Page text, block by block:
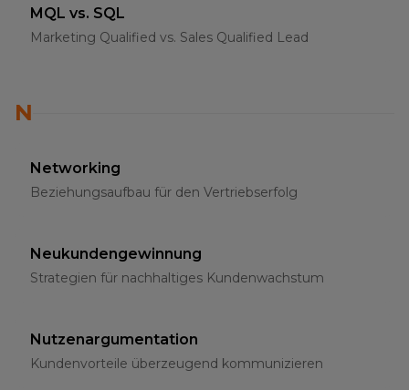
MQL vs. SQL
Marketing Qualified vs. Sales Qualified Lead
N
Networking
Beziehungsaufbau für den Vertriebserfolg
Neukundengewinnung
Strategien für nachhaltiges Kundenwachstum
Nutzenargumentation
Kundenvorteile überzeugend kommunizieren